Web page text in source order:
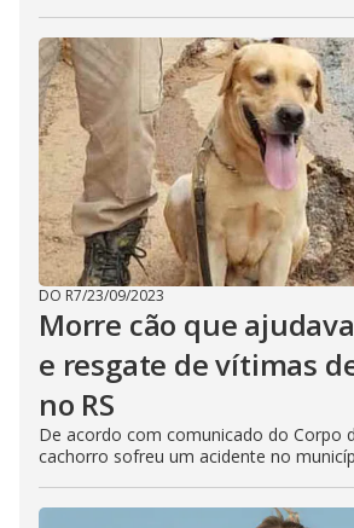
DO R7/23/09/2023
Morre cão que
e resgate de vítimas
no RS
De acordo com comunicado do Corpo
cachorro sofreu um acidente no